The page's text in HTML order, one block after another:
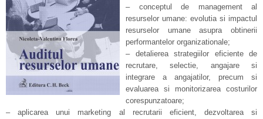
– conceptul de management al
resurselor umane: evolutia si impactul
resurselor umane asupra obtinerii
performantelor organizationale;
– detalierea strategiilor eficiente de
recrutare, selectie, angajare si
integrare a angajatilor, precum si
evaluarea si monitorizarea costurilor
corespunzatoare;
– aplicarea unui marketing al recrutarii eficient, dezvoltarea si